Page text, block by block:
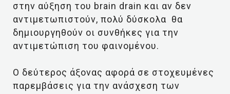
στην αύξηση του brain drain και αν δεν
αντιμετωπιστούν, πολύ δύσκολα θα
δημιουργηθούν οι συνθήκες για την
αντιμετώπιση του φαινομένου.
Ο δεύτερος άξονας αφορά σε στοχευμένες
παρεμβάσεις για την ανάσχεση των